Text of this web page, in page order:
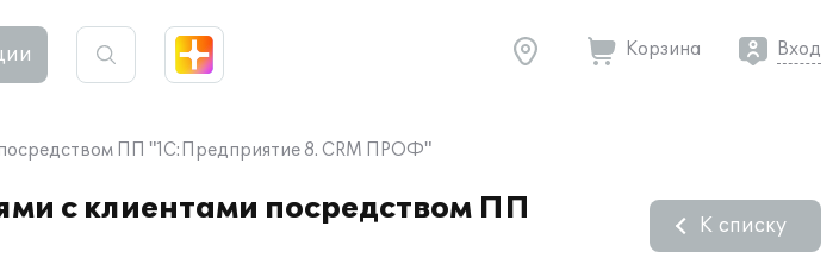
Корзина Вход
ПП "1С:Предприятие 8. CRM ПРОФ"
с клиентами посредством ПП
К списку